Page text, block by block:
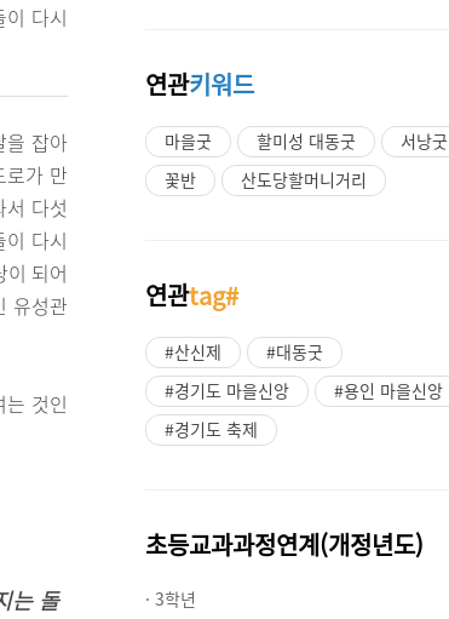
다시
을 잡아
로가 만
다섯
다시
되어
유성관
것인
는 돌
연관키워드
마을굿 할미성 대동굿
서낭굿
꽃반
산도당할머니거리
연관tag#
#산신제
#대동굿
#경기도 마을신앙
#용인 마을신앙
#경기도 축제
초등교과과정연계(개정년도)
· 3학년